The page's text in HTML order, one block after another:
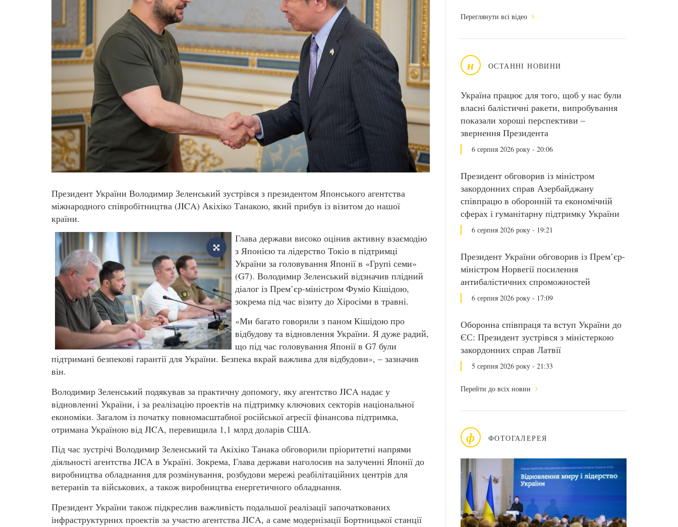
Переглянути всі відео
н ОСТАННІ НОВИНИ
Україна працює для того, щоб у нас були
власні балістичні ракети, випробування
показали хороші перспективи –
звернення Президента
6 серпня 2026 року - 20:06
Президент обговорив із міністром
закордонних справ Азербайджану
співпрацю в оборонній та економічній
сферах і гуманітарну підтримку України
6 серпня 2026 року - 19:21
Президент України обговорив із Прем’єр-
міністром Норвегії посилення
антибалістичних спроможностей
6 серпня 2026 року - 17:09
Оборонна співпраця та вступ України до
ЄС: Президент зустрівся з міністеркою
закордонних справ Латвії
5 серпня 2026 року - 21:33
Перейти до всіх новин
ф ФОТОГАЛЕРЕЯ
Президент України Володимир Зеленський зустрівся з президентом Японського агентства
міжнародного співробітництва (JICA) Акіхіко Танакою, який прибув із візитом до нашої
країни.
Глава держави високо оцінив активну взаємодію
з Японією та лідерство Токіо в підтримці
України за головування Японії в «Групі семи»
(G7). Володимир Зеленський відзначив плідний
діалог із Прем’єр-міністром Фуміо Кішідою,
зокрема під час візиту до Хіросіми в травні.
«Ми багато говорили з паном Кішідою про
відбудову та відновлення України. Я дуже радий,
що під час головування Японії в G7 були
підтримані безпекові гарантії для України. Безпека вкрай важлива для відбудови», – зазначив
він.
Володимир Зеленський подякував за практичну допомогу, яку агентство JICA надає у
відновленні України, і за реалізацію проектів на підтримку ключових секторів національної
економіки. Загалом із початку повномасштабної російської агресії фінансова підтримка,
отримана Україною від JICA, перевищила 1,1 млрд доларів США.
Під час зустрічі Володимир Зеленський та Акіхіко Танака обговорили пріоритетні напрями
діяльності агентства JICA в Україні. Зокрема, Глава держави наголосив на залученні Японії до
виробництва обладнання для розмінування, розбудови мережі реабілітаційних центрів для
ветеранів та військових, а також виробництва енергетичного обладнання.
Президент України також підкреслив важливість подальшої реалізації започаткованих
інфраструктурних проектів за участю агентства JICA, а саме модернізації Бортницької станції